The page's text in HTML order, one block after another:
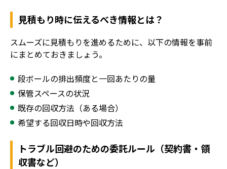
見積もり時に伝えるべき情報とは？
スムーズに見積もりを進めるために、以下の情報を事前
にまとめておきましょう。
段ボールの排出頻度と一回あたりの量
保管スペースの状況
既存の回収方法（ある場合）
希望する回収日時や回収方法
トラブル回避のための委託ルール（契約書・領
収書など）